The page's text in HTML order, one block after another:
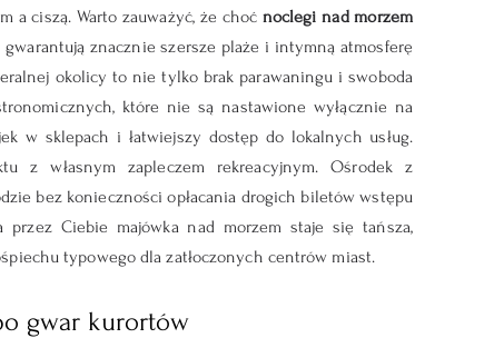
a ciszą. Warto zauważyć, że choć noclegi nad morzem
znacznie szersze plaże i intymną atmosferę
okolicy to nie tylko brak parawaningu i swoboda
które nie są nastawione wyłącznie na
w sklepach i łatwiejszy dostęp do lokalnych usług.
z własnym zapleczem rekreacyjnym. Ośrodek z
bez konieczności opłacania drogich biletów wstępu
przez Ciebie majówka nad morzem staje się tańsza,
typowego dla zatłoczonych centrów miast.
gwar kurortów